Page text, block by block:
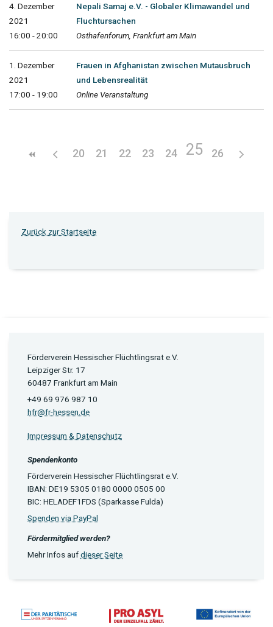
4. Dezember
2021
16:00 - 20:00
Nepali Samaj e.V. - Globaler Klimawandel und
Fluchtursachen
Osthafenforum, Frankfurt am Main
1. Dezember
2021
17:00 - 19:00
Frauen in Afghanistan zwischen Mutausbruch
und Lebensrealität
Online Veranstaltung
20 21 22 23 24 25 26
Zurück zur Startseite
Förderverein Hessischer Flüchtlingsrat e.V.
Leipziger Str. 17
60487 Frankfurt am Main
+49 69 976 987 10
hfr@fr-hessen.de
Impressum & Datenschutz
Spendenkonto
Förderverein Hessischer Flüchtlingsrat e.V.
IBAN: DE19 5305 0180 0000 0505 00
BIC: HELADEF1FDS (Sparkasse Fulda)
Spenden via PayPal
Fördermitglied werden?
Mehr Infos aufdieser Seite